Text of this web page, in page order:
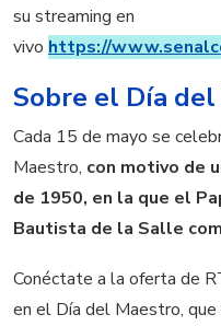
su streaming en
vivo https://
Sobre el Día
Cada 15 de mayo se
Maestro, con motivo de
de 1950, en la que el
Bautista de la Salle
Conéctate a la oferta de
en el Día del Maestro,